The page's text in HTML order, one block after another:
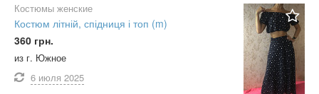
Костюмы женские
Костюм літній, спідниця і топ (m)
360 грн.
из г. Южное
6 июля 2025